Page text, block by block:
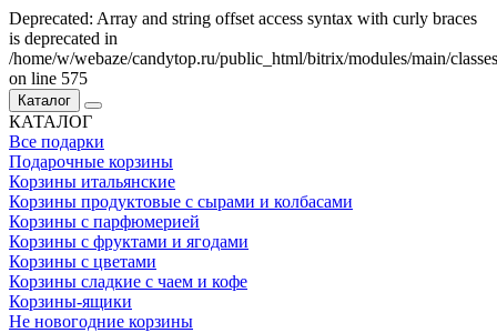
Deprecated: Array and string offset access syntax with curly braces
is deprecated in
/home/w/webaze/candytop.ru/public_html/bitrix/modules/main/
on line 575
Каталог
КАТАЛОГ
Все подарки
Подарочные корзины
Корзины итальянские
Корзины продуктовые с сырами и колбасами
Корзины с парфюмерией
Корзины с фруктами и ягодами
Корзины с цветами
Корзины сладкие с чаем и кофе
Корзины-ящики
Не новогодние корзины